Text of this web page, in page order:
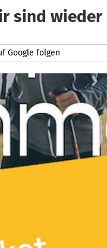
sind wieder
Google folgen